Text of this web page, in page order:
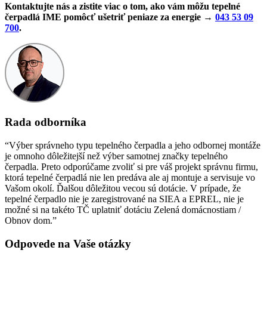
Kontaktujte nás a zistite viac o tom, ako vám môžu tepelné
čerpadlá IME pomôcť ušetriť peniaze za energie → 043 53 09
700.
Rada odborníka
“Výber správneho typu tepelného čerpadla a jeho odbornej montáže
je omnoho dôležitejší než výber samotnej značky tepelného
čerpadla. Preto odporúčame zvoliť si pre váš projekt správnu firmu,
ktorá tepelné čerpadlá nie len predáva ale aj montuje a servisuje vo
Vašom okolí. Ďalšou dôležitou vecou sú dotácie. V prípade, že
tepelné čerpadlo nie je zaregistrované na SIEA a EPREL, nie je
možné si na takéto TČ uplatniť dotáciu Zelená domácnostiam /
Obnov dom.”
Odpovede na Vaše otázky